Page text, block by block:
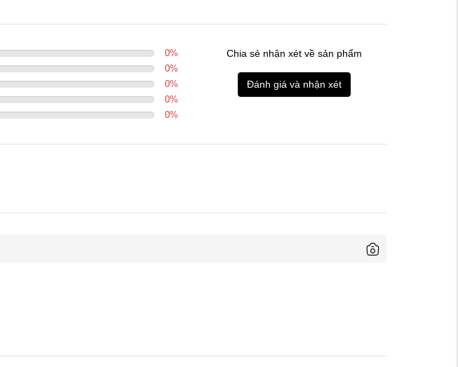
0%
0%
0%
0%
0%
Chia sẻ nhận xét về sản phẩm
Đánh giá và nhận xét